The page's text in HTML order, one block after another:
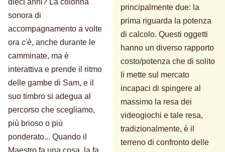
sonora di
accompagnamento a volte
ora c'è, anche durante le
camminate, ma è
interattiva e prende il ritmo
delle gambe di Sam, e il
suo timbro si adegua al
percorso che scegliamo,
più brioso o più
ponderato... Quando il
Maestro fa una cosa, la fa
principalmente due: la
prima riguarda la potenza
di calcolo. Questi oggetti
hanno un diverso rapporto
costo/potenza che di solito
li mette sul mercato
incapaci di spingere al
massimo la resa dei
videogiochi e tale resa,
tradizionalmente, è il
terreno di confronto delle